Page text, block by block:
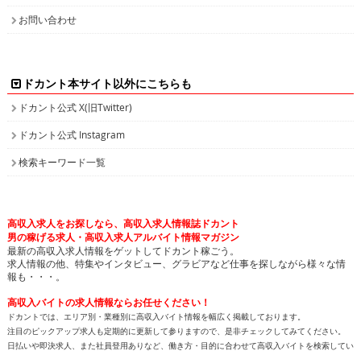
お問い合わせ
ドカント本サイト以外にこちらも
ドカント公式 X(旧Twitter)
ドカント公式 Instagram
検索キーワード一覧
高収入求人をお探しなら、高収入求人情報誌ドカント
男の稼げる求人・高収入求人アルバイト情報マガジン
最新の高収入求人情報をゲットしてドカント稼ごう。
求人情報の他、特集やインタビュー、グラビアなど仕事を探しながら様々な情
報も・・・。
高収入バイトの求人情報ならお任せください！
ドカントでは、エリア別・業種別に高収入バイト情報を幅広く掲載しております。
注目のピックアップ求人も定期的に更新して参りますので、是非チェックしてみてください。
日払いや即決求人、また社員登用ありなど、働き方・目的に合わせて高収入バイトを検索してい